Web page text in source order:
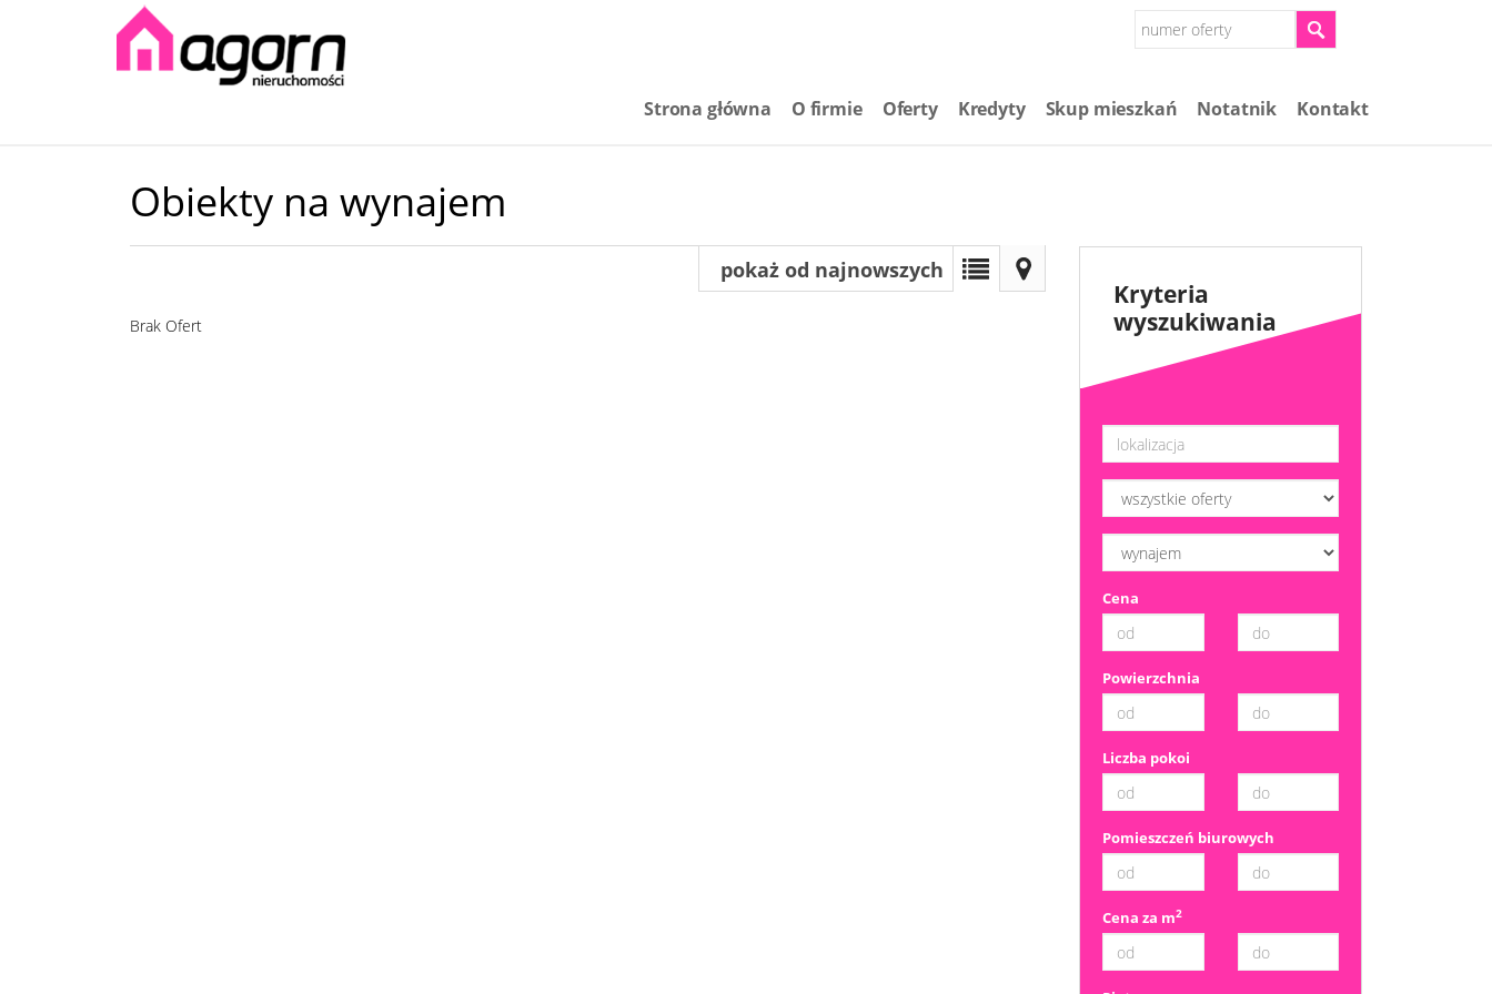
Strona główna O firmie Oferty Kredyty Skup mieszkań​ Notatnik Kontakt
Obiekty na wynajem
pokaż od najnowszych
Brak Ofert
Kryteria
wyszukiwania
Cena
Powierzchnia
Liczba pokoi
Pomieszczeń biurowych
Cena za m2